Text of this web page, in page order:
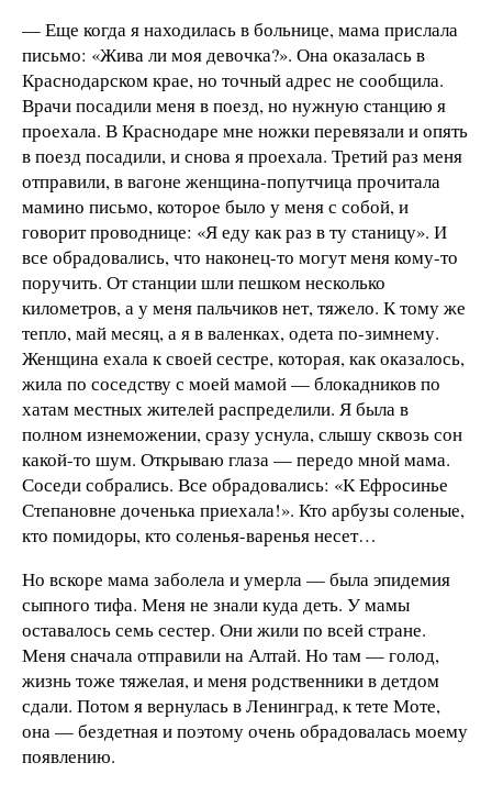
— Еще когда я находилась в больнице, мама прислала
письмо: «Жива ли моя девочка?». Она оказалась в
Краснодарском крае, но точный адрес не сообщила.
Врачи посадили меня в поезд, но нужную станцию я
проехала. В Краснодаре мне ножки перевязали и опять
в поезд посадили, и снова я проехала. Третий раз меня
отправили, в вагоне женщина-попутчица прочитала
мамино письмо, которое было у меня с собой, и
говорит проводнице: «Я еду как раз в ту станицу». И
все обрадовались, что наконец-то могут меня кому-то
поручить. От станции шли пешком несколько
километров, а у меня пальчиков нет, тяжело. К тому же
тепло, май месяц, а я в валенках, одета по-зимнему.
Женщина ехала к своей сестре, которая, как оказалось,
жила по соседству с моей мамой — блокадников по
хатам местных жителей распределили. Я была в
полном изнеможении, сразу уснула, слышу сквозь сон
какой-то шум. Открываю глаза — передо мной мама.
Соседи собрались. Все обрадовались: «К Ефросинье
Степановне доченька приехала!». Кто арбузы соленые,
кто помидоры, кто соленья-варенья несет…
Но вскоре мама заболела и умерла — была эпидемия
сыпного тифа. Меня не знали куда деть. У мамы
оставалось семь сестер. Они жили по всей стране.
Меня сначала отправили на Алтай. Но там — голод,
жизнь тоже тяжелая, и меня родственники в детдом
сдали. Потом я вернулась в Ленинград, к тете Моте,
она — бездетная и поэтому очень обрадовалась моему
появлению.